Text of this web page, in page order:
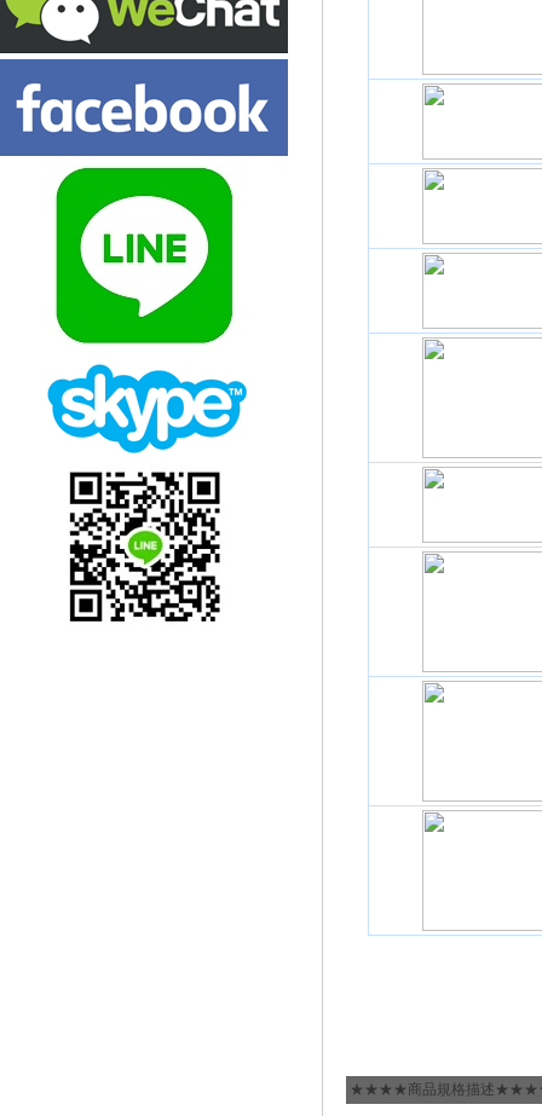
★★★★商品規格描述